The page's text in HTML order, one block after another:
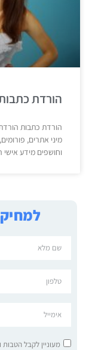
מעוניין לקבל
הורדת
הורדת כתבות
מיני אתרים,
וחושפים מידע אישי